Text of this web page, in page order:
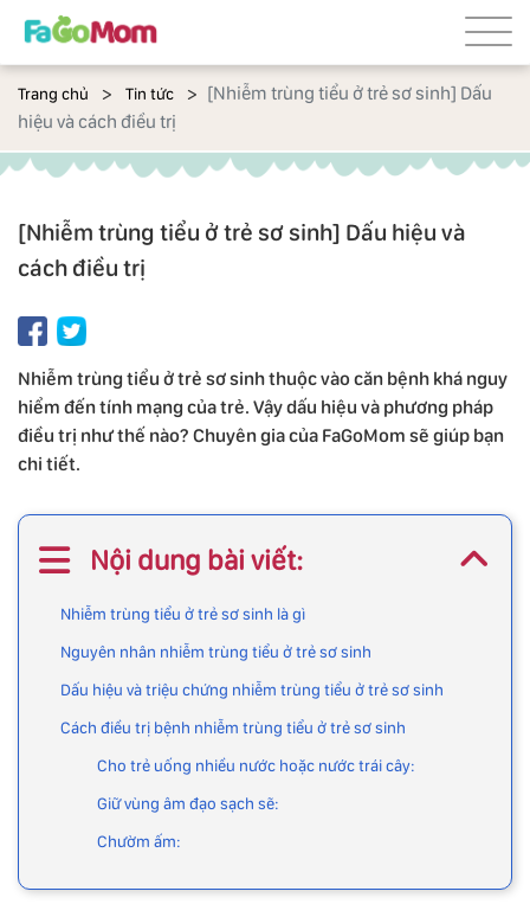
Trang chủ Tin tức
[Nhiễm trùng tiểu ở trẻ sơ sinh] Dấu
hiệu và cách điều trị
[Nhiễm trùng tiểu ở trẻ sơ sinh] Dấu hiệu và
cách điều trị
Nhiễm trùng tiểu ở trẻ sơ sinh thuộc vào căn bệnh khá nguy
hiểm đến tính mạng của trẻ. Vậy dấu hiệu và phương pháp
điều trị như thế nào? Chuyên gia của FaGoMom sẽ giúp bạn
chi tiết.
Nội dung bài viết:
Nhiễm trùng tiểu ở trẻ sơ sinh là gì
Nguyên nhân nhiễm trùng tiểu ở trẻ sơ sinh
Dấu hiệu và triệu chứng nhiễm trùng tiểu ở trẻ sơ sinh
Cách điều trị bệnh nhiễm trùng tiểu ở trẻ sơ sinh
Cho trẻ uống nhiều nước hoặc nước trái cây:
Giữ vùng âm đạo sạch sẽ:
Chườm ấm: